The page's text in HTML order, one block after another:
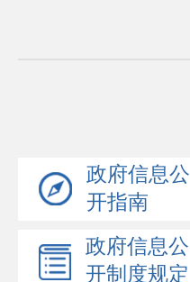
政府信息公
开指南
政府信息公
开制度规定